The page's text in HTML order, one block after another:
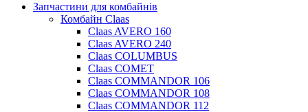
Запчастини для комбайнів
Комбайн Claas
Claas AVERO 160
Claas AVERO 240
Claas COLUMBUS
Claas COMET
Claas COMMANDOR 106
Claas COMMANDOR 108
Claas COMMANDOR 112